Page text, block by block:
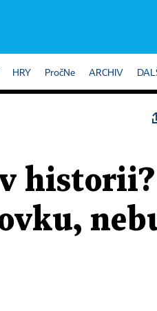
HRY PročNe ARCHIV
historii?